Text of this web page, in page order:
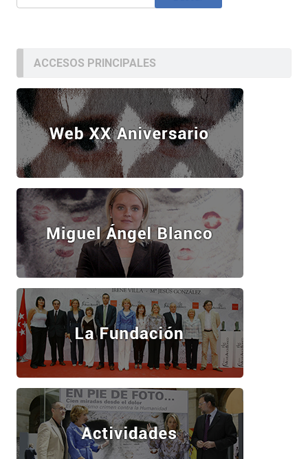
ACCESOS PRINCIPALES